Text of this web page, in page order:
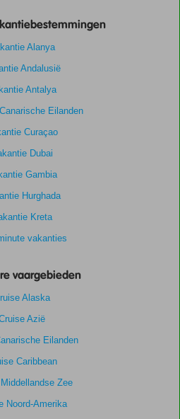
Alanya
Andalusië
Antalya
Eilanden
Curaçao
Dubai
Gambia
Hurghada
Kreta
vakanties
vaargebieden
Alaska
Azië
Eilanden
Caribbean
Zee
Noord-Amerika